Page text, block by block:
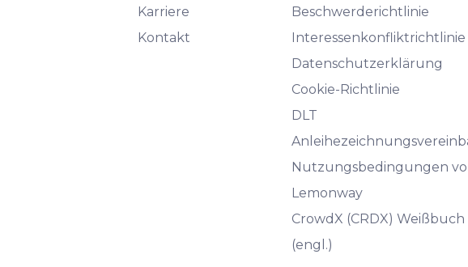
Karriere
Kontakt
Beschwerderichtlinie
Interessenkonfliktrichtlinie
Datenschutzerklärung
Cookie-Richtlinie
DLT
Nutzungsbedingungen
Lemonway
CrowdX (CRDX) Weißbuch
(engl.)